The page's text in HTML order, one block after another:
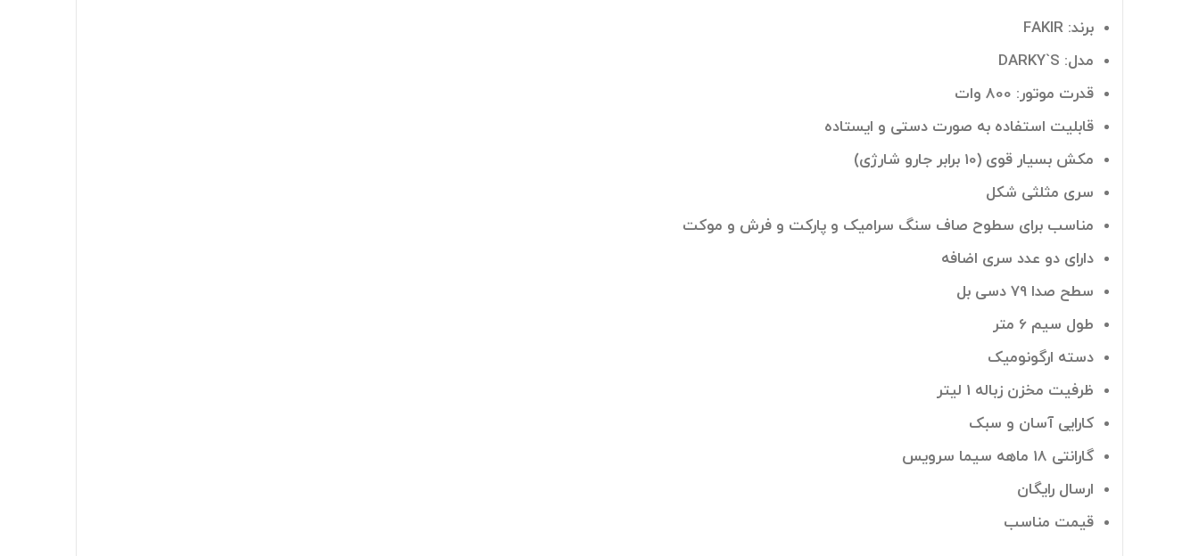
برند: FAKIR
مدل: DARKY`S
قدرت موتور: 800 وات
قابلیت استفاده به صورت دستی و ایستاده
مکش بسیار قوی (10 برابر جارو شارژی)
سری مثلثی شکل
مناسب برای سطوح صاف سنگ سرامیک و پارکت و فرش و موکت
دارای دو عدد سری اضافه
سطح صدا 79 دسی بل
طول سیم 6 متر
دسته ارگونومیک
ظرفیت مخزن زباله 1 لیتر
کارایی آسان و سبک
گارانتی 18 ماهه سیما سرویس
ارسال رایگان
قیمت مناسب